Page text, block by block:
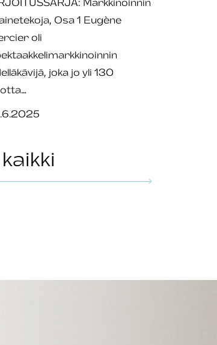
Osa 1 Eugène
oli
joka jo yli 130